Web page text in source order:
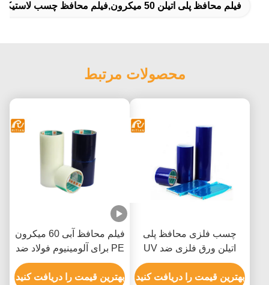
فیلم محافظ پلی اتیلن 50 میکرون,فیلم محافظ چسب لاستیکی,فیلم سطحی صنعتی مقاوم در برابر اشعه UV
محصولات مرتبط
چسب فلزی محافظ پلی
اتیلن ورق فلزی ضد UV
بهترین قیمت را دریافت کنید
فیلم محافظ آبی 60 میکرون
PE برای آلومینیوم فولاد ضد
زنگ
بهترین قیمت را دریافت کنید